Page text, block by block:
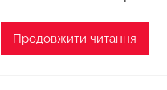
Продовжити читання